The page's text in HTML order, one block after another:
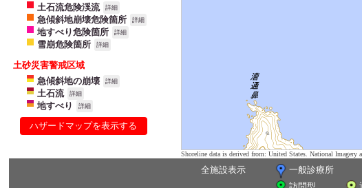
土石流危険渓流
詳細
急傾斜地崩壊危険箇所 詳細
地すべり危険箇所 詳細
雪崩危険箇所 詳細
土砂災害警戒区域
急傾斜地の崩壊
詳細
土石流 詳細
地すべり 詳細
ハザードマップを表示する
Shoreline data is derived from: United States. National
全施設表示 一般診療所